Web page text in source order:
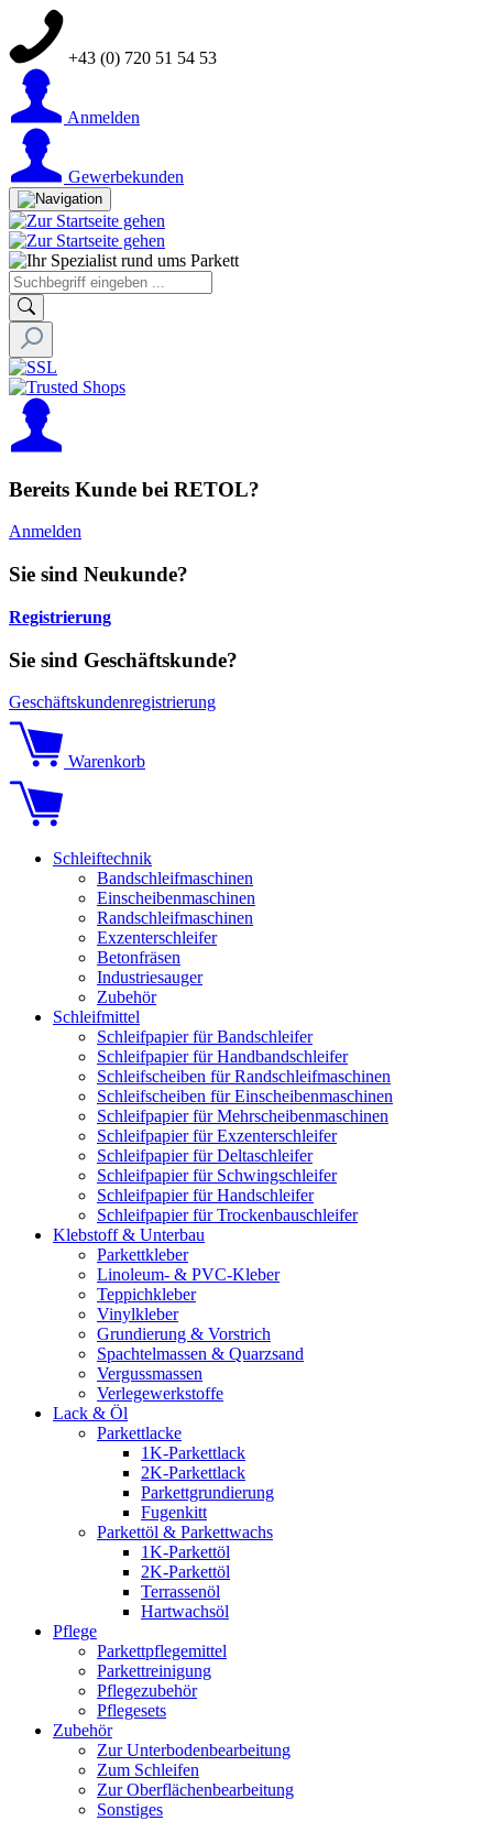
+43 (0) 720 51 54 53
Anmelden
Gewerbekunden
Bereits Kunde bei RETOL?
Anmelden
Sie sind Neukunde?
Registrierung
Sie sind Geschäftskunde?
Geschäftskundenregistrierung
Warenkorb
Schleiftechnik
Bandschleifmaschinen
Einscheibenmaschinen
Randschleifmaschinen
Exzenterschleifer
Betonfräsen
Industriesauger
Zubehör
Schleifmittel
Schleifpapier für Bandschleifer
Schleifpapier für Handbandschleifer
Schleifscheiben für Randschleifmaschinen
Schleifscheiben für Einscheibenmaschinen
Schleifpapier für Mehrscheibenmaschinen
Schleifpapier für Exzenterschleifer
Schleifpapier für Deltaschleifer
Schleifpapier für Schwingschleifer
Schleifpapier für Handschleifer
Schleifpapier für Trockenbauschleifer
Klebstoff & Unterbau
Parkettkleber
Linoleum- & PVC-Kleber
Teppichkleber
Vinylkleber
Grundierung & Vorstrich
Spachtelmassen & Quarzsand
Vergussmassen
Verlegewerkstoffe
Lack & Öl
Parkettlacke
1K-Parkettlack
2K-Parkettlack
Parkettgrundierung
Fugenkitt
Parkettöl & Parkettwachs
1K-Parkettöl
2K-Parkettöl
Terrassenöl
Hartwachsöl
Pflege
Parkettpflegemittel
Parkettreinigung
Pflegezubehör
Pflegesets
Zubehör
Zur Unterbodenbearbeitung
Zum Schleifen
Zur Oberflächenbearbeitung
Sonstiges